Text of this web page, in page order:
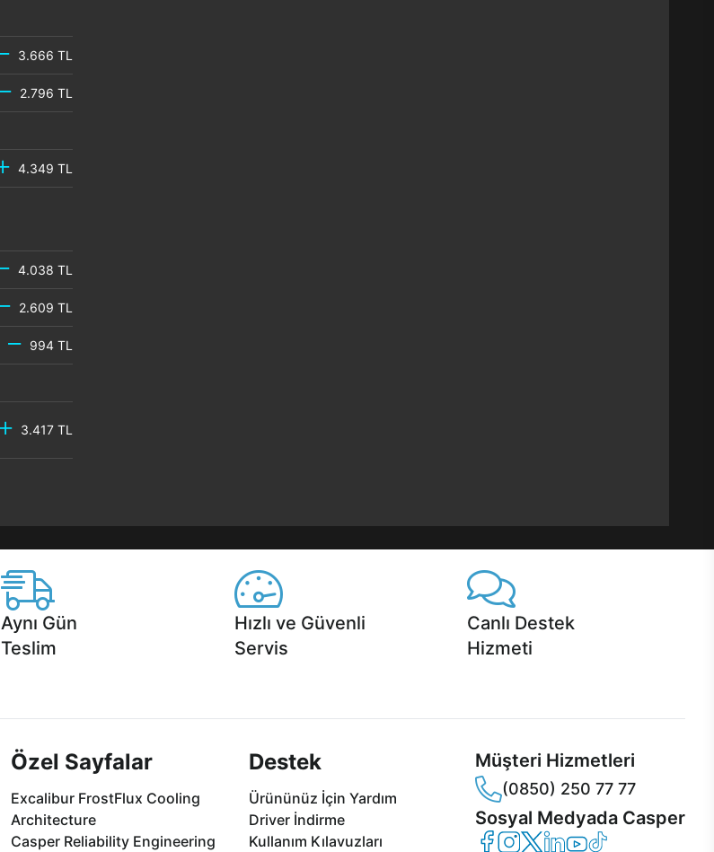
3.666 TL
2.796 TL
4.349 TL
4.038 TL
2.609 TL
994 TL
3.417 TL
Aynı Gün
Teslim
Hızlı ve Güvenli
Servis
Canlı Destek
Hizmeti
Özel Sayfalar
Excalibur FrostFlux Cooling
Architecture
Casper Reliability Engineering
Destek
Ürününüz İçin Yardım
Driver İndirme
Kullanım Kılavuzları
Müşteri Hizmetleri
(0850) 250 77 77
Sosyal Medyada Casper
Casper Facebook
Casper Instagram
Casper Twitter
Casper LinkedIn
Casper YouTube
Casper TikTok